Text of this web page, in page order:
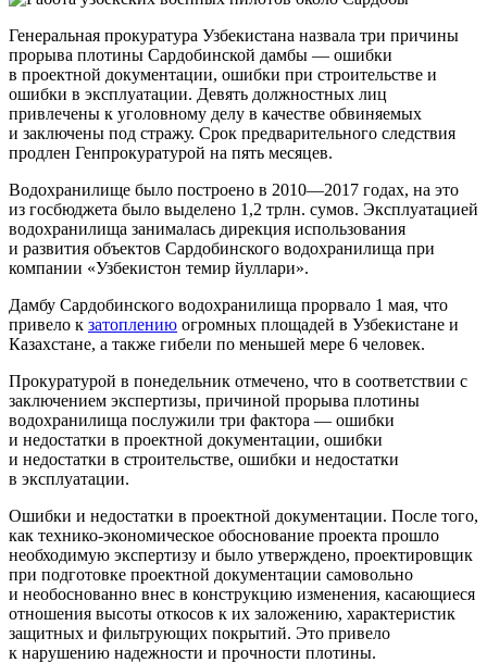
Генеральная прокуратура Узбекистана назвала три причины
прорыва плотины Сардобинской дамбы — ошибки
в проектной документации, ошибки при строительстве и
ошибки в эксплуатации. Девять должностных лиц
привлечены к уголовному делу в качестве обвиняемых
и заключены под стражу. Срок предварительного следствия
продлен Генпрокуратурой на пять месяцев.
Водохранилище было построено в 2010—2017 годах, на это
из госбюджета было выделено 1,2 трлн. сумов. Эксплуатацией
водохранилища занималась дирекция использования
и развития объектов Сардобинского водохранилища при
компании «Узбекистон темир йуллари».
Дамбу Сардобинского водохранилища прорвало 1 мая, что
привело к затоплению огромных площадей в Узбекистане и
Казахстане, а также гибели по меньшей мере 6 человек.
Прокуратурой в понедельник отмечено, что в соответствии с
заключением экспертизы, причиной прорыва плотины
водохранилища послужили три фактора — ошибки
и недостатки в проектной документации, ошибки
и недостатки в строительстве, ошибки и недостатки
в эксплуатации.
Ошибки и недостатки в проектной документации. После того,
как технико-экономическое обоснование проекта прошло
необходимую экспертизу и было утверждено, проектировщик
при подготовке проектной документации самовольно
и необоснованно внес в конструкцию изменения, касающиеся
отношения высоты откосов к их заложению, характеристик
защитных и фильтрующих покрытий. Это привело
к нарушению надежности и прочности плотины.